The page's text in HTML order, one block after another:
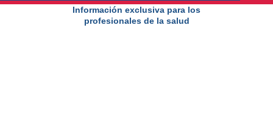
Información exclusiva para los
profesionales de la salud